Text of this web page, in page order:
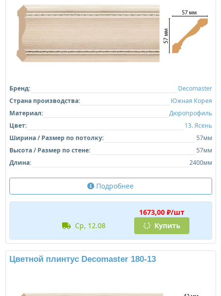
Бренд:
Decomaster
Страна производства:
Южная Корея
Материал:
Дюропрофиль
Цвет:
13. Ясень
Ширина / Размер по потолку:
57мм
Высота / Размер по стене:
57мм
Длина:
2400мм
Подробнее
1673,00 ₽/шт
ср, 12.08
Купить
Цветной плинтус Decomaster 180-13